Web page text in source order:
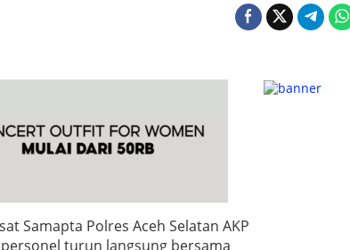
Samapta Polres Aceh Selatan AKP
turun langsung bersama